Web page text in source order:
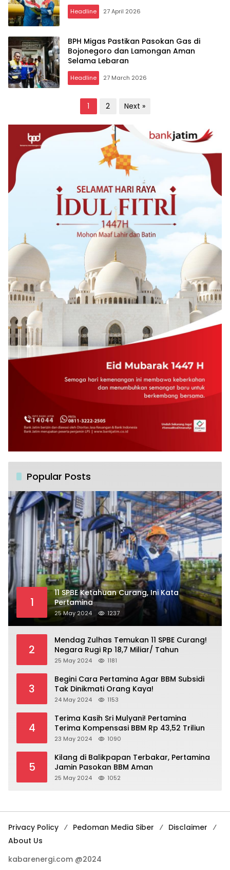
Headline 27 April 2026
BPH Migas Pastikan Pasokan Gas di
Bojonegoro dan Lamongan Aman
Selama Lebaran
Headline 27 March 2026
pagination
1 2 Next »
Popular Posts
1
11 SPBE Ketahuan Curang, Ini Kata
Pertamina
25 May 2024 1237
2
Mendag Zulhas Temukan 11 SPBE Curang!
Negara Rugi Rp 18,7 Miliar/ Tahun
25 May 2024 1181
3
Begini Cara Pertamina Agar BBM Subsidi
Tak Dinikmati Orang Kaya!
24 May 2024 1153
4
Terima Kasih Sri Mulyani! Pertamina
Terima Kompensasi BBM Rp 43,52 Triliun
23 May 2024 1090
5
Kilang di Balikpapan Terbakar, Pertamina
Jamin Pasokan BBM Aman
25 May 2024 1052
Privacy Policy Pedoman Media Siber
Disclaimer
About Us
kabarenergi.com @2024